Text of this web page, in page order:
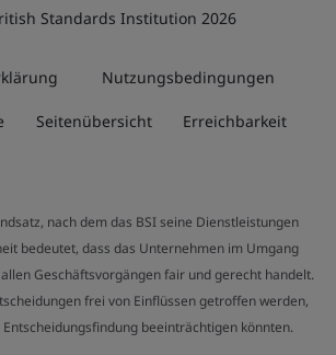
Standards Institution 2026
Nutzungsbedingungen
Seitenübersicht Erreichbarkeit
nach dem das BSI seine Dienstleistungen
bedeutet, dass das Unternehmen im Umgang
Geschäftsvorgängen fair und gerecht handelt.
frei von Einflüssen getroffen werden,
beeinträchtigen könnten.